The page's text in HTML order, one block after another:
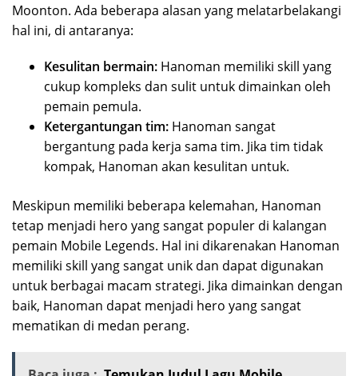
Moonton. Ada beberapa alasan yang melatarbelakangi
hal ini, di antaranya:
Kesulitan bermain: Hanoman memiliki skill yang
cukup kompleks dan sulit untuk dimainkan oleh
pemain pemula.
Ketergantungan tim: Hanoman sangat
bergantung pada kerja sama tim. Jika tim tidak
kompak, Hanoman akan kesulitan untuk.
Meskipun memiliki beberapa kelemahan, Hanoman
tetap menjadi hero yang sangat populer di kalangan
pemain Mobile Legends. Hal ini dikarenakan Hanoman
memiliki skill yang sangat unik dan dapat digunakan
untuk berbagai macam strategi. Jika dimainkan dengan
baik, Hanoman dapat menjadi hero yang sangat
mematikan di medan perang.